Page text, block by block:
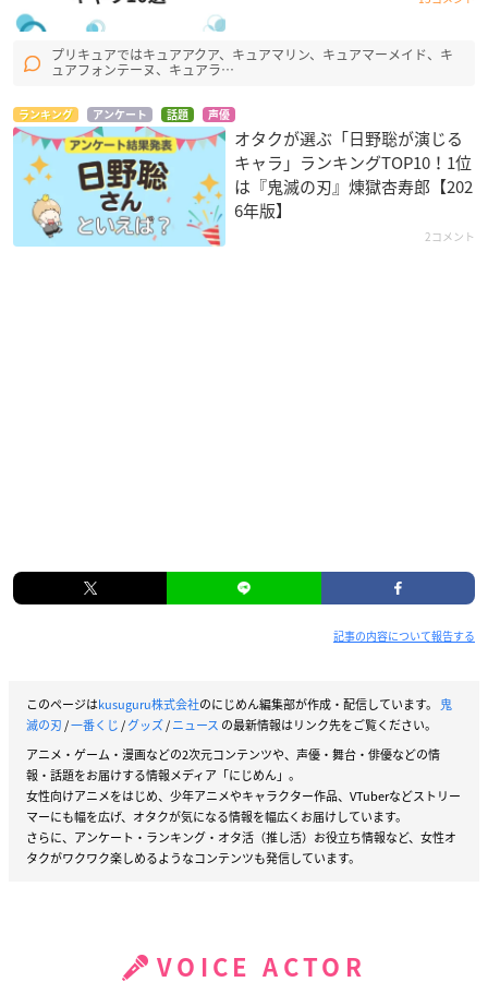
プリキュアではキュアアクア、キュアマリン、キュアマーメイド、キ
ュアフォンテーヌ、キュアラ…
ランキング アンケート 話題 声優
オタクが選ぶ「日野聡が演じる
キャラ」ランキングTOP10！1位
は『鬼滅の刃』煉󠄁獄杏寿郎【202
6年版】
2コメント
記事の内容について報告する
このページはkusuguru株式会社のにじめん編集部が作成・配信しています。 鬼
滅の刃/一番くじ/グッズ/ニュース の最新情報はリンク先をご覧ください。
アニメ・ゲーム・漫画などの2次元コンテンツや、声優・舞台・俳優などの情
報・話題をお届けする情報メディア「にじめん」。
女性向けアニメをはじめ、少年アニメやキャラクター作品、VTuberなどストリー
マーにも幅を広げ、オタクが気になる情報を幅広くお届けしています。
さらに、アンケート・ランキング・オタ活（推し活）お役立ち情報など、女性オ
タクがワクワク楽しめるようなコンテンツも発信しています。
VOICE ACTOR